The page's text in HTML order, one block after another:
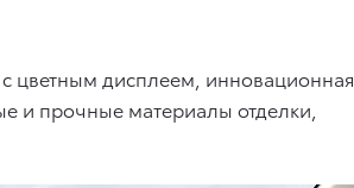
цветным дисплеем, инновационная
и прочные материалы отделки,